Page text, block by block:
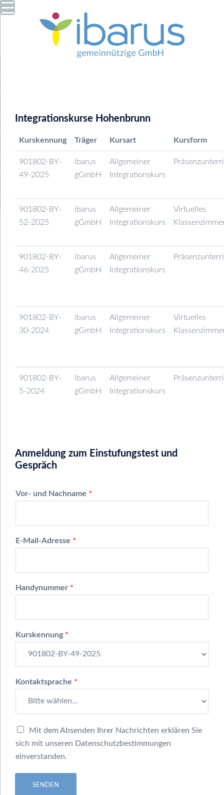
Zum
Integrationskurse Hohenbrunn
Kurskennung Träger Kursart Kursform
901802-BY-
49-2025
ibarus
gGmbH
Allgemeiner
Integrationskurs
901802-BY-
52-2025
ibarus
gGmbH
Allgemeiner
Integrationskurs
Virtuelles
901802-BY-
46-2025
ibarus
gGmbH
Allgemeiner
Integrationskurs
901802-BY-
30-2024
ibarus
gGmbH
Allgemeiner
Integrationskurs
Virtuelles
901802-BY-
5-2024
ibarus
gGmbH
Allgemeiner
Integrationskurs
Anmeldung zum Einstufungstest und
Gespräch
Vor- und Nachname *
E-Mail-Adresse *
Handynummer *
Kurskennung *
Kontaktsprache *
D
t
e
Mit dem Absenden Ihrer Nachrichten erklären Sie
sich mit unseren Datenschutzbestimmungen
einverstanden.
SENDEN